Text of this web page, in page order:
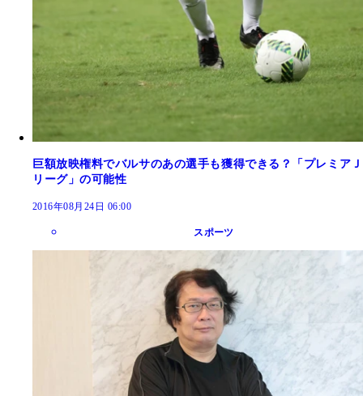
巨額放映権料でバルサのあの選手も獲得できる？「プレミアＪ
リーグ」の可能性
2016年08月24日 06:00
スポーツ